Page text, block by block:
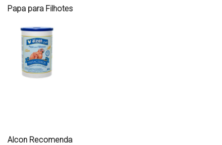
Papa para Filhotes
Alcon Recomenda